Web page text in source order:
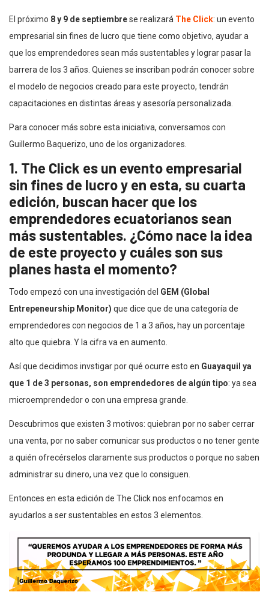
El próximo 8 y 9 de septiembrese realizará The Click: un evento
empresarial sin fines de lucro que tiene como objetivo, ayudar a
que los emprendedores sean más sustentables y lograr pasar la
barrera de los 3 años. Quienes se inscriban podrán conocer sobre
el modelo de negocios creado para este proyecto, tendrán
capacitaciones en distintas áreas y asesoría personalizada.
Para conocer más sobre esta iniciativa, conversamos con
Guillermo Baquerizo, uno de los organizadores.
1. The Click es un evento empresarial
sin fines de lucro y en esta, su cuarta
edición, buscan hacer que los
emprendedores ecuatorianos sean
más sustentables. ¿Cómo nace la idea
de este proyecto y cuáles son sus
planes hasta el momento?
Todo empezó con una investigación del GEM (Global
Entrepeneurship Monitor) que dice que de una categoría de
emprendedores con negocios de 1 a 3 años, hay un porcentaje
alto que quiebra. Y la cifra va en aumento.
Así que decidimos invstigar por qué ocurre esto en Guayaquil ya
que 1 de 3 personas, son emprendedores de algún tipo: ya sea
microemprendedor o con una empresa grande.
Descubrimos que existen 3 motivos: quiebran por no saber cerrar
una venta, por no saber comunicar sus productos o no tener gente
a quién ofrecérselos claramente sus productos o porque no saben
administrar su dinero, una vez que lo consiguen.
Entonces en esta edición de The Click nos enfocamos en
ayudarlos a ser sustentables en estos 3 elementos.